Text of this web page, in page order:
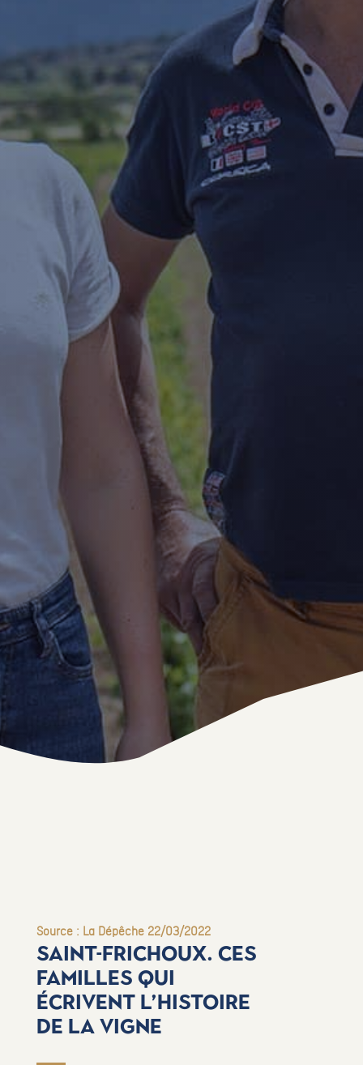
Source : La Dépêche 22/03/2022
Saint-Frichoux. Ces
familles qui
écrivent l’histoire
de la vigne